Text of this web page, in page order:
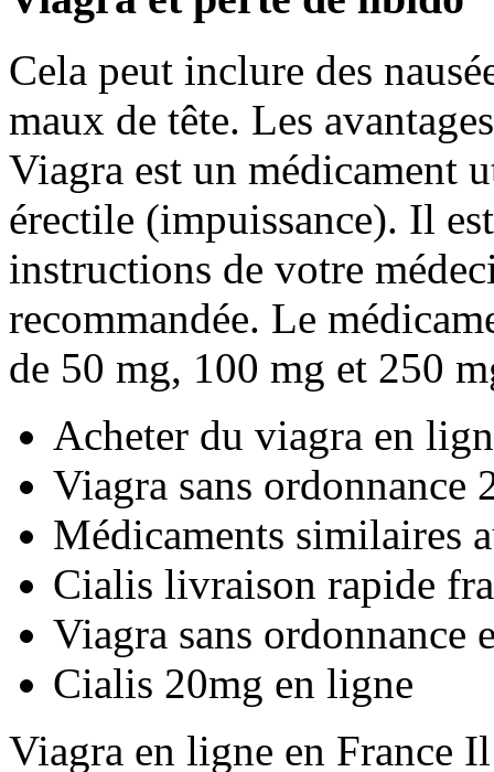
Cela peut inclure des
maux de tête. Les
Viagra est un médicament
érectile (impuissance). Il
instructions de votre
recommandée. Le
de 50 mg, 100 mg et 250
Acheter du viagra en
Viagra sans ordonnance
Médicaments similaires
Cialis livraison rapide
Viagra sans ordonnance
Cialis 20mg en ligne
Viagra en ligne en France